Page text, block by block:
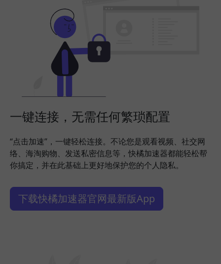
一键连接，无需任何繁琐配置
“点击加速”，一键轻松连接。不论您是观看视频、社交网
络、海淘购物、发送私密信息等，快橘加速器都能轻松帮
你搞定，并在此基础上更好地保护您的个人隐私。
下载快橘加速器官网最新版App